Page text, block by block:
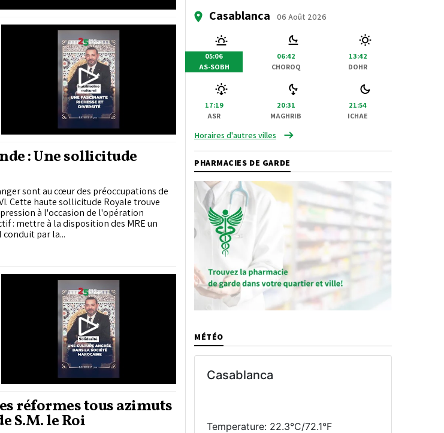
: Une sollicitude
sont au cœur des préoccupations de
Cette haute sollicitude Royale trouve
à l'occasion de l'opération
: mettre à la disposition des MRE un
par la...
réformes tous azimuts
S.M. le Roi
Casablanca 06 Août 2026
05:06
AS-SOBH
06:42
CHOROQ
13:42
DOHR
17:19
ASR
20:31
MAGHRIB
21:54
ICHAE
Horaires d'autres villes
PHARMACIES DE GARDE
MÉTÉO
Casablanca
Temperature: 22.3°C/72.1°F